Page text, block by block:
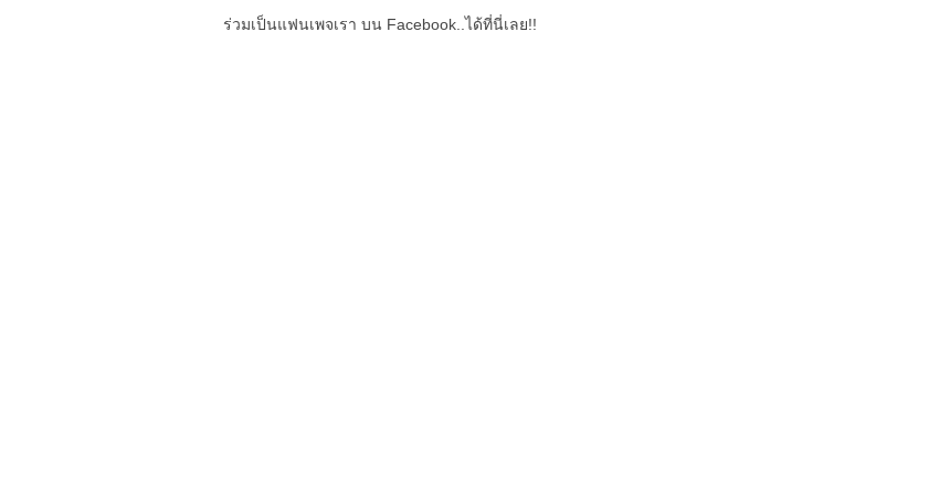
ร่วมเป็นแฟนเพจเรา บน Facebook..ได้ที่นี่เลย!!